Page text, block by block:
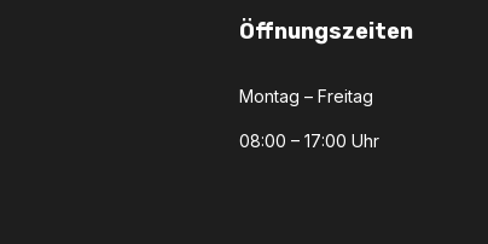
Öffnungszeiten
Montag – Freitag
08:00 – 17:00 Uhr